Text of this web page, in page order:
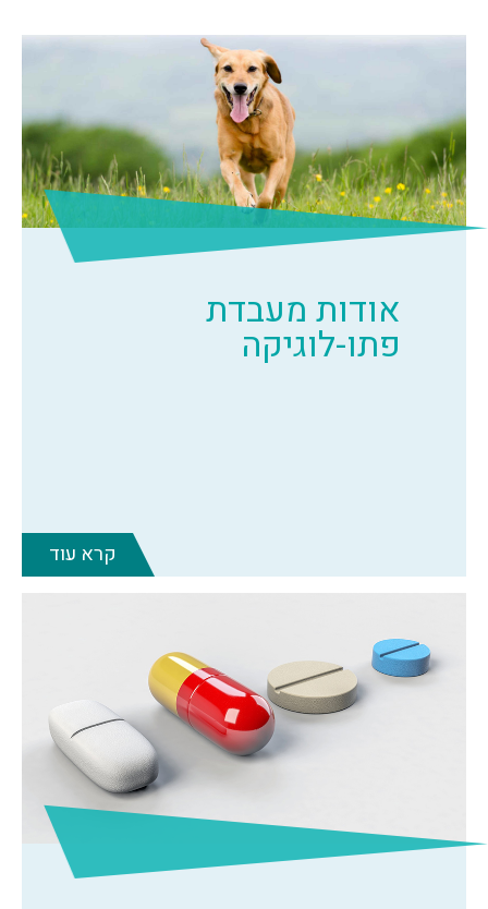
אודות מעבדת
פתו-לוגיקה
קרא עוד